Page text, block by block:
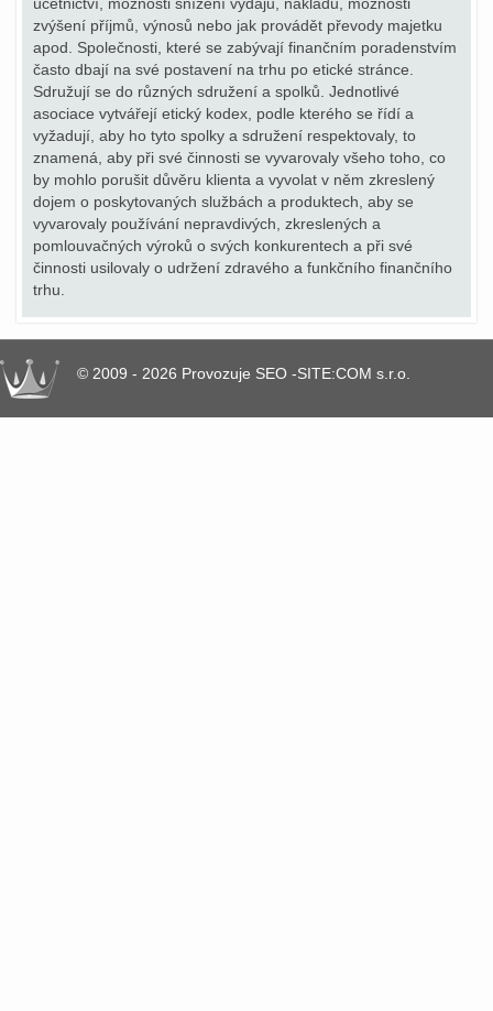
zvýšení příjmů, výnosů nebo jak provádět převody majetku
apod. Společnosti, které se zabývají finančním poradenstvím
často dbají na své postavení na trhu po etické stránce.
Sdružují se do různých sdružení a spolků. Jednotlivé
asociace vytvářejí etický kodex, podle kterého se řídí a
vyžadují, aby ho tyto spolky a sdružení respektovaly, to
znamená, aby při své činnosti se vyvarovaly všeho toho, co
by mohlo porušit důvěru klienta a vyvolat v něm zkreslený
dojem o poskytovaných službách a produktech, aby se
vyvarovaly používání nepravdivých, zkreslených a
pomlouvačných výroků o svých konkurentech a při své
činnosti usilovaly o udržení zdravého a funkčního finančního
trhu.
© 2009 - 2026 Provozuje SEO -SITE:COM s.r.o.